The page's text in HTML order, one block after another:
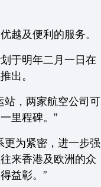
越及便利的服务。
于明年二月一日在
出。
站，两家航空公司可
里程碑。”
更为紧密，进一步强
来香港及欧洲的众
益彰。”